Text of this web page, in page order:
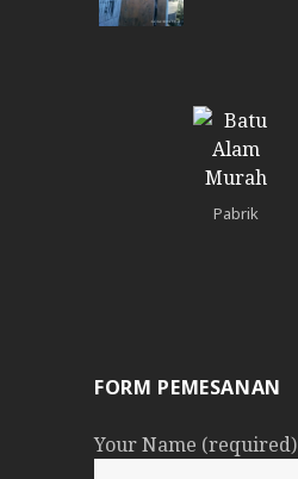
Pabrik
FORM PEMESANAN
Your Name (required)